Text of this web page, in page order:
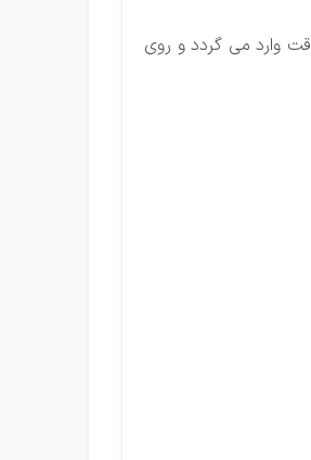
وارد می گردد و روی